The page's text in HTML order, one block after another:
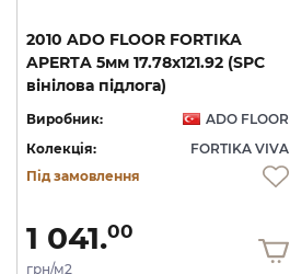
2010 ADO FLOOR FORTIKA
APERTA 5мм 17.78х121.92 (SPC
вінілова підлога)
Виробник:
ADO FLOOR
Колекція:
FORTIKA VIVA
Під замовлення
1 041.00
грн/м2